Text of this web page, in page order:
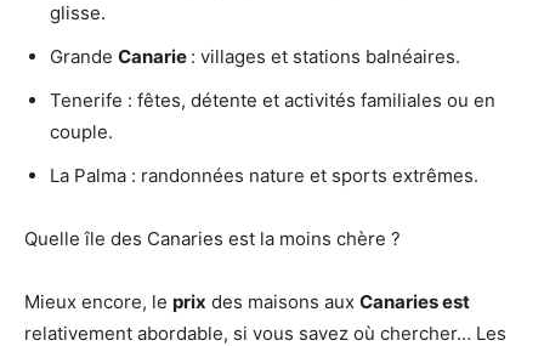
glisse.
Grande Canarie : villages et stations balnéaires.
Tenerife : fêtes, détente et activités familiales ou en
couple.
La Palma : randonnées nature et sports extrêmes.
Quelle île des Canaries est la moins chère ?
Mieux encore, le prix des maisons aux Canaries est
relativement abordable, si vous savez où chercher… Les